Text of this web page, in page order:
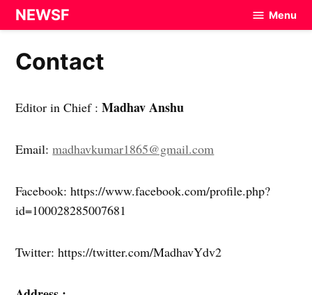
Skip
to
NEWSF Menu
Contact
Editor in Chief :Madhav Anshu
Email:madhavkumar1865@gmail.com
Facebook: https://www.facebook.com/profile.php?
id=100028285007681
Twitter: https://twitter.com/MadhavYdv2